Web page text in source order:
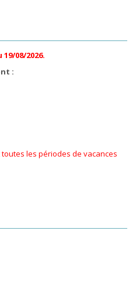
08/2026.
:
les périodes de vacances